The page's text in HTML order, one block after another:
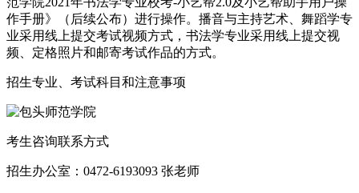
作手册》（后续公布）进行操作。播音与主持艺术、舞蹈学专
业采用线上提交考试视频方式，书法学专业采用线上提交视
频、定格照片和邮寄考试作品的方式。
招生专业、考试科目和注意事项
考生咨询联系方式
招生办公室：0472-6193093 张老师